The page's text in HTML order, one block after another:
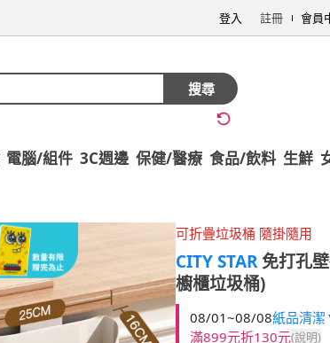
登入 註冊 會員
搜尋
電腦/組件 3C週邊 保健/醫療 食品/飲料 生鮮
可折疊垃圾桶 隨掛隨用
CITY STAR免打孔
櫥櫃垃圾桶)
08/01~08/08紙品清
滿899元折130元(說明)